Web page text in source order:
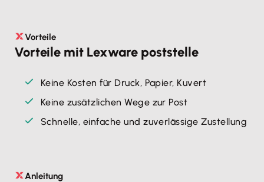
Vorteile
Vorteile mit Lexware poststelle
Keine Kosten für Druck, Papier, Kuvert
Keine zusätzlichen Wege zur Post
Schnelle, einfache und zuverlässige Zustellung
Anleitung